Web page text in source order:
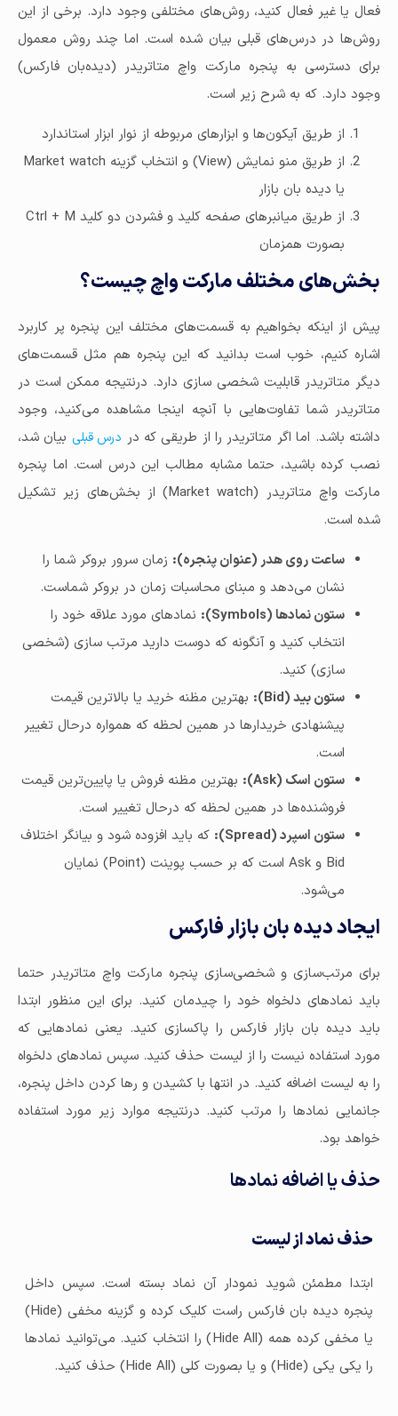
فعال یا غیر فعال کنید، روش‌های مختلفی وجود دارد. برخی از این
روش‌ها در درس‌های قبلی بیان شده است. اما چند روش معمول
برای دسترسی به پنجره مارکت واچ متاتریدر (دیده‌بان فارکس)
وجود دارد. که به شرح زیر است.
از طریق آیکون‌ها و ابزارهای مربوطه از نوار ابزار استاندارد
از طریق منو نمایش (View) و انتخاب گزینه Market watch
یا دیده بان بازار
از طریق میانبرهای صفحه کلید و فشردن دو کلید Ctrl + M
بصورت همزمان
بخش‌های مختلف مارکت واچ چیست؟
پیش از اینکه بخواهیم به قسمت‌های مختلف این پنجره پر کاربرد
اشاره کنیم، خوب است بدانید که این پنجره هم مثل قسمت‌های
دیگر متاتریدر قابلیت شخصی سازی دارد. درنتیجه ممکن است در
متاتریدر شما تفاوت‌هایی با آنچه اینجا مشاهده می‌کنید، وجود
داشته باشد. اما اگر متاتریدر را از طریقی که در درس قبلی بیان شد،
نصب کرده باشید، حتما مشابه مطالب این درس است. اما پنجره
مارکت واچ متاتریدر (Market watch) از بخش‌های زیر تشکیل
شده است.
ساعت روی هدر (عنوان پنجره): زمان سرور بروکر شما را
نشان می‌دهد و مبنای محاسبات زمان در بروکر شماست.
ستون نمادها (Symbols):
نمادهای مورد علاقه خود را
انتخاب کنید و آنگونه که دوست دارید مرتب سازی (شخصی
سازی) کنید.
ستون بید (Bid):
بهترین مظنه خرید یا بالاترین قیمت
پیشنهادی خریدارها در همین لحظه که همواره درحال تغییر
است.
ستون اسک (Ask):
بهترین مظنه فروش یا پایین‌ترین قیمت
فروشنده‌ها در همین لحظه که درحال تغییر است.
ستون اسپرد (Spread):
که باید افزوده شود و بیانگر اختلاف
Bid و Ask است که بر حسب پوینت (Point) نمایان
می‌شود.
ایجاد دیده بان بازار فارکس
برای مرتب‌سازی و شخصی‌سازی پنجره مارکت واچ متاتریدر حتما
باید نمادهای دلخواه خود را چیدمان کنید. برای این منظور ابتدا
باید دیده بان بازار فارکس را پاکسازی کنید. یعنی نمادهایی که
مورد استفاده نیست را از لیست حذف کنید. سپس نمادهای دلخواه
را به لیست اضافه کنید. در انتها با کشیدن و رها کردن داخل پنجره،
جانمایی نمادها را مرتب کنید. درنتیجه موارد زیر مورد استفاده
خواهد بود.
حذف یا اضافه نمادها
حذف نماد از لیست
ابتدا مطمئن شوید نمودار آن نماد بسته است. سپس داخل
پنجره دیده بان فارکس راست کلیک کرده و گزینه مخفی (Hide)
یا مخفی کرده همه (Hide All) را انتخاب کنید. می‌توانید نمادها
را یکی یکی (Hide) و یا بصورت کلی (Hide All) حذف کنید.